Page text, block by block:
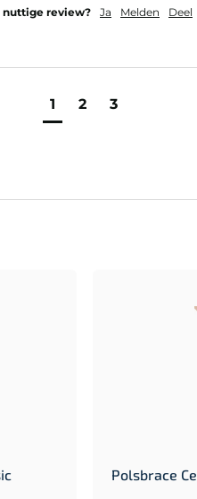
nuttige review? Ja Melden Deel
1 2 3
Polsbrace